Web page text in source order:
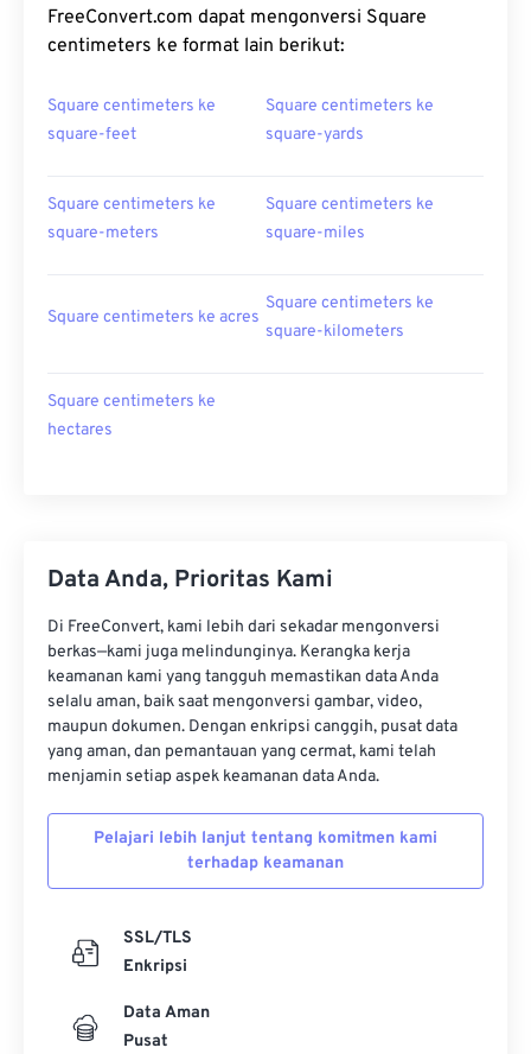
FreeConvert.com dapat mengonversi Square
centimeters ke format lain berikut:
Square centimeters ke
square-feet
Square centimeters ke
square-yards
Square centimeters ke
square-meters
Square centimeters ke
square-miles
Square centimeters ke acres
Square centimeters ke
square-kilometers
Square centimeters ke
hectares
Data Anda, Prioritas Kami
Di FreeConvert, kami lebih dari sekadar mengonversi
berkas—kami juga melindunginya. Kerangka kerja
keamanan kami yang tangguh memastikan data Anda
selalu aman, baik saat mengonversi gambar, video,
maupun dokumen. Dengan enkripsi canggih, pusat data
yang aman, dan pemantauan yang cermat, kami telah
menjamin setiap aspek keamanan data Anda.
Pelajari lebih lanjut tentang komitmen kami
terhadap keamanan
SSL/TLS
Enkripsi
Data Aman
Pusat